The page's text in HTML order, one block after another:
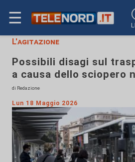
☰
L'agitazione
Possibili disagi sul
a causa dello sciopero
di Redazione
Lun 18 Maggio 2026